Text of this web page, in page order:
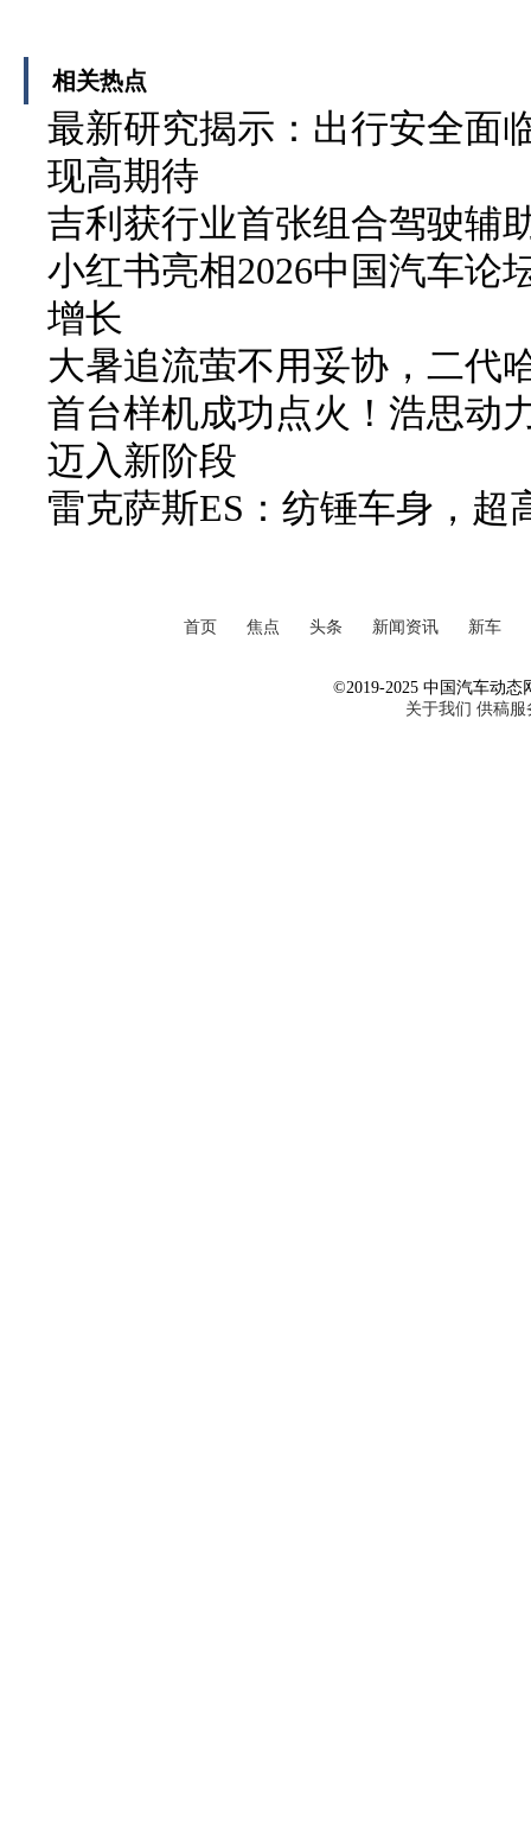
相关热点
最新研究揭示：出行安全面
现高期待
吉利获行业首张组合驾驶辅
小红书亮相2026中国汽车论
增长
大暑追流萤不用妥协，二代
首台样机成功点火！浩思动
迈入新阶段
雷克萨斯ES：纺锤车身，超
首页 焦点 头条 新闻资讯 新车
©2019-2025 中国汽车动态
关于我们 供稿服